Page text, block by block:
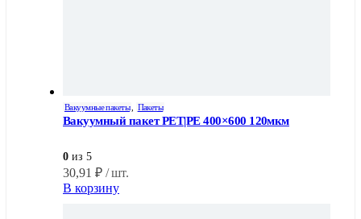
Вакуумные пакеты Пакеты
Вакуумный пакет PET|PE 400×600 120мкм
0 из 5
30,91 ₽ / шт.
В корзину